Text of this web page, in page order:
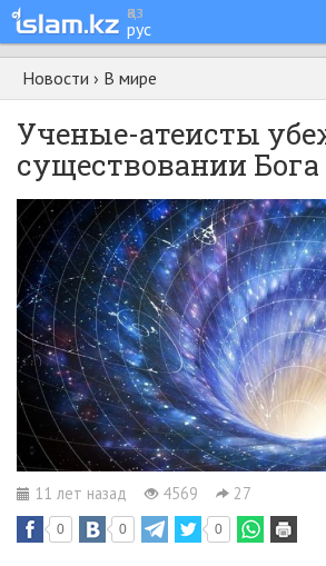
қаз
рус
Новости › В мире
Ученые-атеисты
существовании Бога
11 лет назад 4569 27
0 0 0